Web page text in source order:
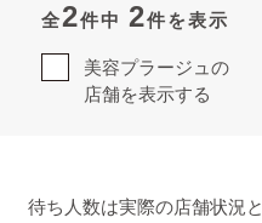
全2件中 2件を表示
美容プラージュの
店舗を表示する
待ち人数は実際の店舗状況